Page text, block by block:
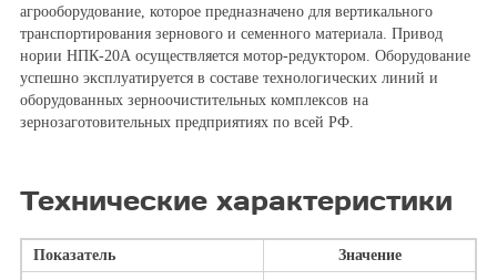
агрооборудование, которое предназначено для вертикального
транспортирования зернового и семенного материала. Привод
нории НПК-20А осуществляется мотор-редуктором. Оборудование
успешно эксплуатируется в составе технологических линий и
оборудованных зерноочистительных комплексов на
зернозаготовительных предприятиях по всей РФ.
Технические характеристики
Показатель
Значение